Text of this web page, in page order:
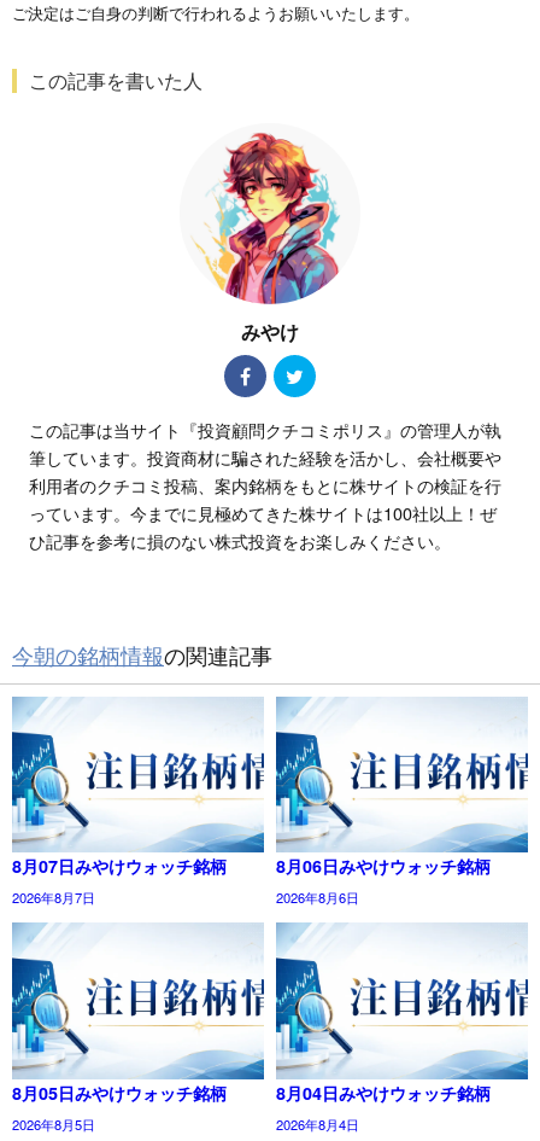
ご決定はご自身の判断で行われるようお願いいたします。
この記事を書いた人
みやけ
この記事は当サイト『投資顧問クチコミポリス』の管理人が執
筆しています。投資商材に騙された経験を活かし、会社概要や
利用者のクチコミ投稿、案内銘柄をもとに株サイトの検証を行
っています。今までに見極めてきた株サイトは100社以上！ぜ
ひ記事を参考に損のない株式投資をお楽しみください。
今朝の銘柄情報の関連記事
8月07日みやけウォッチ銘柄
2026年8月7日
8月06日みやけウォッチ銘柄
2026年8月6日
8月05日みやけウォッチ銘柄
2026年8月5日
8月04日みやけウォッチ銘柄
2026年8月4日